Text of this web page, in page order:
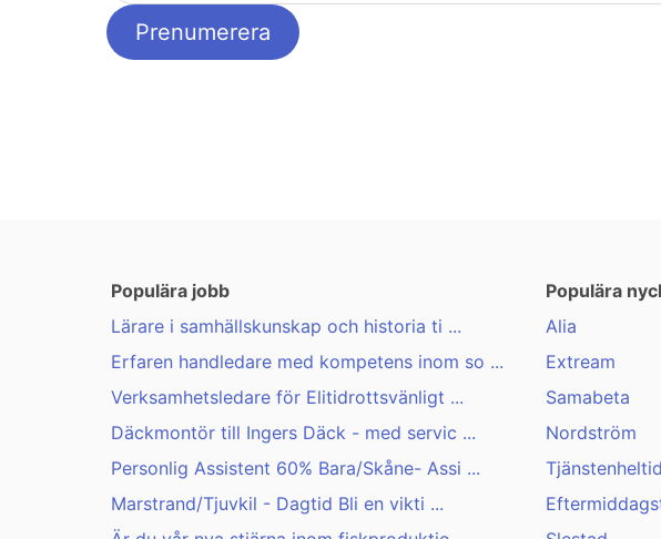
Populära jobb
Lärare i samhällskunskap och historia ti ...
Erfaren handledare med kompetens inom so ...
Verksamhetsledare för Elitidrottsvänligt ...
Däckmontör till Ingers Däck - med servic ...
Personlig Assistent 60% Bara/Skåne- Assi ...
Marstrand/Tjuvkil - Dagtid Bli en vikti ...
Populära
Alia
Extream
Samabeta
Nordström
Tjänstenheltid